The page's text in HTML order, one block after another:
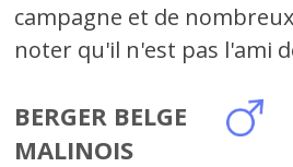
campagne et de
noter qu'il n'est pas l'ami
BERGER BELGE
MALINOIS